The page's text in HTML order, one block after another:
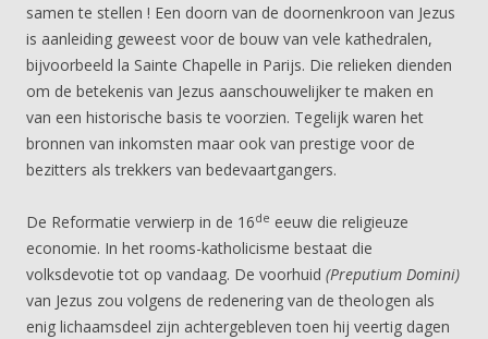
samen te stellen ! Een doorn van de doornenkroon van Jezus
is aanleiding geweest voor de bouw van vele kathedralen,
bijvoorbeeld la Sainte Chapelle in Parijs. Die relieken dienden
om de betekenis van Jezus aanschouwelijker te maken en
van een historische basis te voorzien. Tegelijk waren het
bronnen van inkomsten maar ook van prestige voor de
bezitters als trekkers van bedevaartgangers.
De Reformatie verwierp in de 16de eeuw die religieuze
economie. In het rooms-katholicisme bestaat die
volksdevotie tot op vandaag. De voorhuid (Preputium Domini)
van Jezus zou volgens de redenering van de theologen als
enig lichaamsdeel zijn achtergebleven toen hij veertig dagen